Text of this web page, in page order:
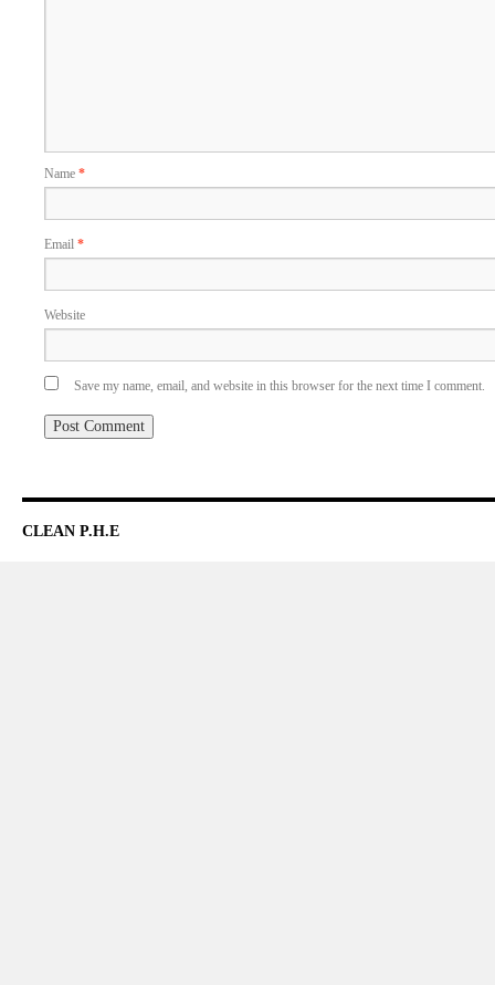
Name *
Email *
Website
Save my name, email, and website in this browser for the next time I comment.
CLEAN P.H.E